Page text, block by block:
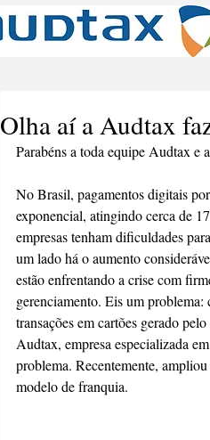
Olha aí a Audtax
Parabéns a toda equipe Audtax
No Brasil, pagamentos digitais
exponencial, atingindo cerca de
empresas tenham dificuldades
um lado há o aumento
estão enfrentando a crise com
gerenciamento. Eis um
transações em cartões gerado
Audtax, empresa especializada
problema. Recentemente,
modelo de franquia.